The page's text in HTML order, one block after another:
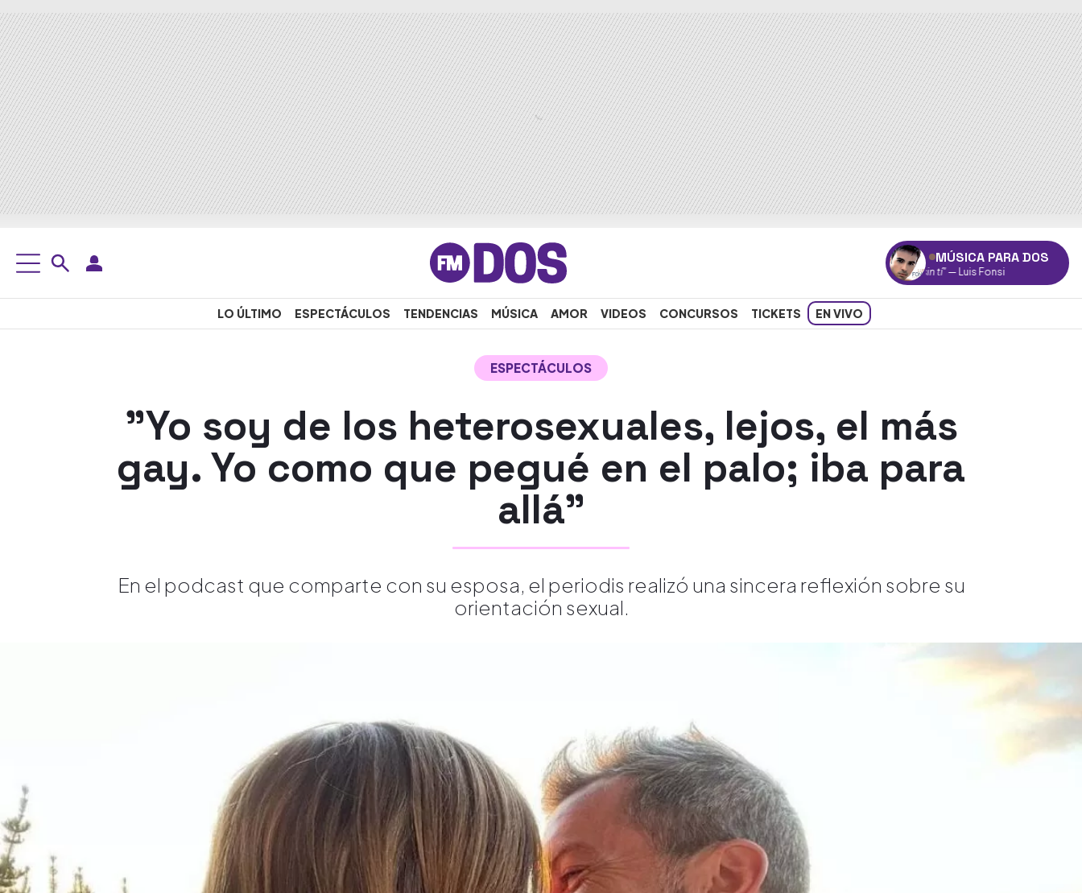
MÚSICA PARA DOS
"Imagíname sin tí"— Luis Fonsi
LO ÚLTIMO ESPECTÁCULOS TENDENCIAS MÚSICA AMOR VIDEOS CONCURSOS TICKETS EN VIVO
ESPECTÁCULOS
"Yo soy de los heterosexuales, lejos, el más
gay. Yo como que pegué en el palo; iba para
allá"
En el podcast que comparte con su esposa, el periodis realizó una sincera reflexión sobre su
orientación sexual.